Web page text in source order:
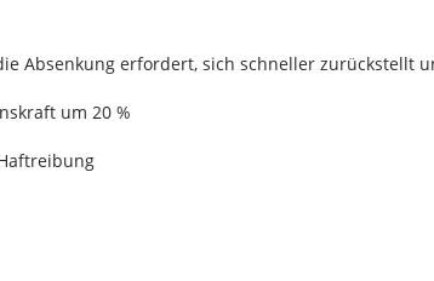
Absenkung erfordert, sich schneller zurückstellt
um 20 %